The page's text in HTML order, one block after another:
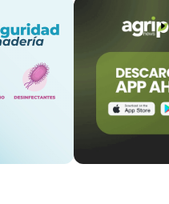
NEIKER BRTA.
1.
2.